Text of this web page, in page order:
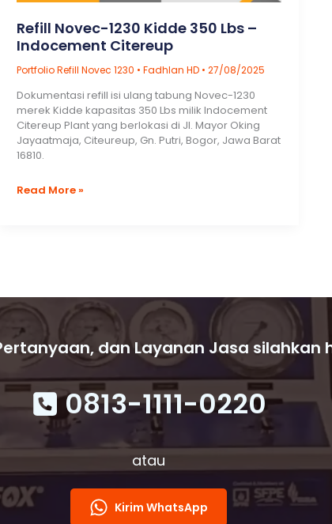
Refill Novec-1230 Kidde 350 Lbs –
Indocement Citereup
Portfolio Refill Novec 1230 • Fadhlan HD • 27/08/2025
Dokumentasi refill isi ulang tabung Novec-1230
merek Kidde kapasitas 350 Lbs milik Indocement
Citereup Plant yang berlokasi di Jl. Mayor Oking
Jayaatmaja, Citeureup, Gn. Putri, Bogor, Jawa Barat
16810.
Refill
Indocement
Citereup
Read More »
dan Layanan Jasa silahkan
0813-1111-0220
atau
Kirim WhatsApp